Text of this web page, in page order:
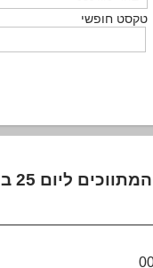
טקסט חופשי
טקסט חופשי
טקסט חופשי
טקסט חופשי